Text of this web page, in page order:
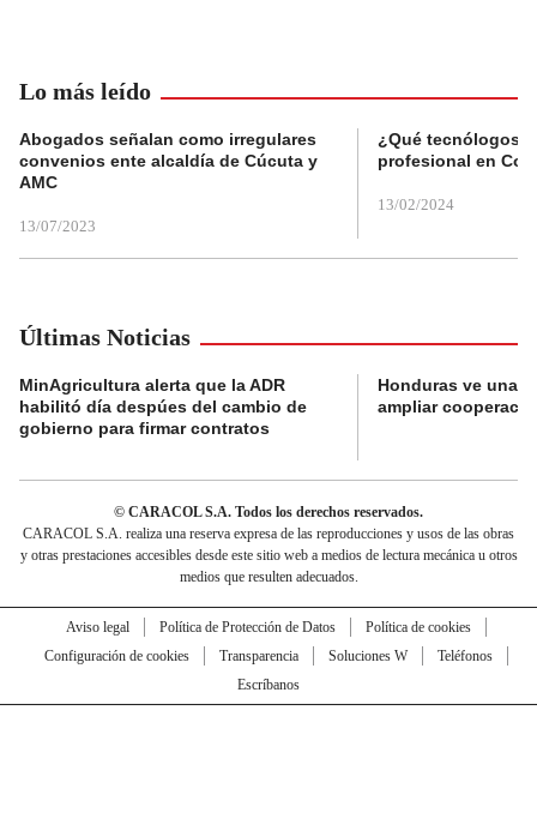
Lo más leído
Abogados señalan como irregulares
convenios ente alcaldía de Cúcuta y
AMC
13/07/2023
¿Qué tecnólogos
profesional en
13/02/2024
Últimas Noticias
MinAgricultura alerta que la ADR
habilitó día despúes del cambio de
gobierno para firmar contratos
Honduras ve una
ampliar
© CARACOL S.A. Todos los derechos reservados.
CARACOL S.A. realiza una reserva expresa de las reproducciones y usos de las obras
y otras prestaciones accesibles desde este sitio web a medios de lectura mecánica u otros
medios que resulten adecuados.
Aviso legal Política de Protección de Datos
Política de cookies
Configuración de cookies
Transparencia Soluciones W
Teléfonos
Escríbanos